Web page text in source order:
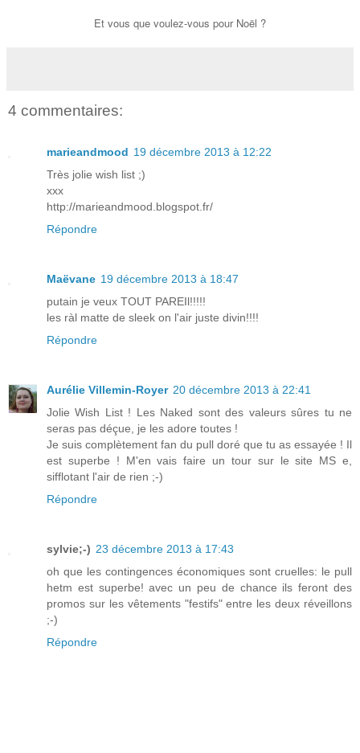
Et vous que voulez-vous pour Noël ?
4 commentaires:
marieandmood 19 décembre 2013 à 12:22
Très jolie wish list ;)
xxx
http://marieandmood.blogspot.fr/
Répondre
Maëvane 19 décembre 2013 à 18:47
putain je veux TOUT PAREIl!!!!!
les ràl matte de sleek on l'air juste divin!!!!
Répondre
Aurélie Villemin-Royer 20 décembre 2013 à 22:41
Jolie Wish List ! Les Naked sont des valeurs sûres tu ne
seras pas déçue, je les adore toutes !
Je suis complètement fan du pull doré que tu as essayée ! Il
est superbe ! M'en vais faire un tour sur le site MS e,
sifflotant l'air de rien ;-)
Répondre
sylvie;-) 23 décembre 2013 à 17:43
oh que les contingences économiques sont cruelles: le pull
hetm est superbe! avec un peu de chance ils feront des
promos sur les vêtements "festifs" entre les deux réveillons
;-)
Répondre